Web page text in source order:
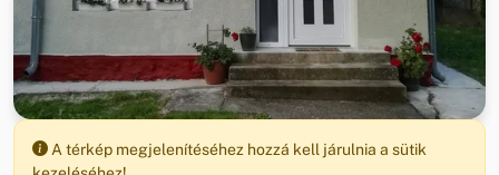
A térkép megjelenítéséhez hozzá kell járulnia a sütik